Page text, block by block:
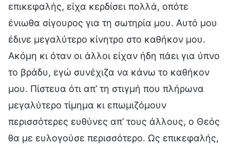
επικεφαλής, είχα κερδίσει πολλά, οπότε
ένιωθα σίγουρος για τη σωτηρία μου. Αυτό μου
έδινε μεγαλύτερο κίνητρο στο καθήκον μου.
Ακόμη κι όταν οι άλλοι είχαν ήδη πάει για ύπνο
το βράδυ, εγώ συνέχιζα να κάνω το καθήκον
μου. Πίστευα ότι απ’ τη στιγμή που πλήρωνα
μεγαλύτερο τίμημα κι επωμιζόμουν
περισσότερες ευθύνες απ’ τους άλλους, ο Θεός
θα με ευλογούσε περισσότερο. Ως επικεφαλής,